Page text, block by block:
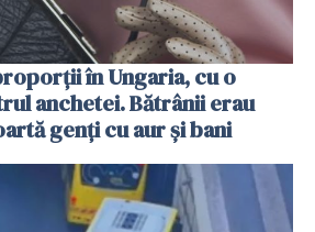
în Ungaria, cu o
anchetei. Bătrânii erau
genți cu aur și bani